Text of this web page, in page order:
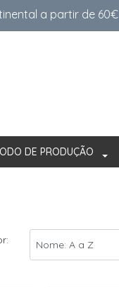
a partir de 60€
DE PRODUÇÃO